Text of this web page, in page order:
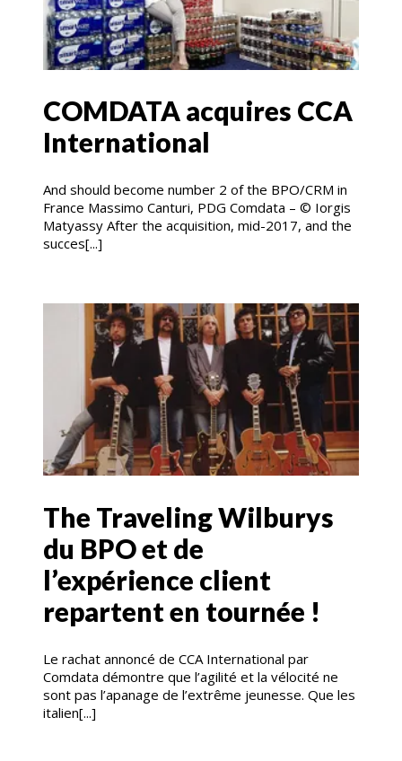
COMDATA acquires CCA
International
And should become number 2 of the BPO/CRM in
France Massimo Canturi, PDG Comdata – © Iorgis
Matyassy After the acquisition, mid-2017, and the
succes[...]
The Traveling Wilburys
du BPO et de
l’expérience client
repartent en tournée !
Le rachat annoncé de CCA International par
Comdata démontre que l’agilité et la vélocité ne
sont pas l’apanage de l’extrême jeunesse. Que les
italien[...]